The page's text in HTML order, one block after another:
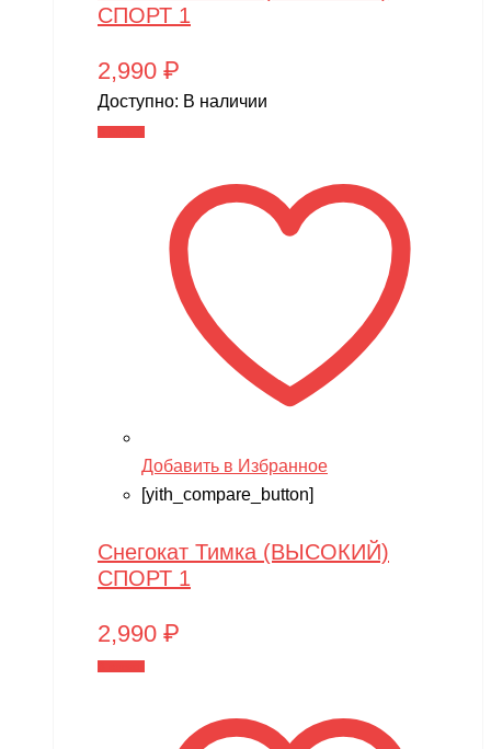
СПОРТ 1
2,990 ₽
Доступно: В наличии
Добавить в Избранное
[yith_compare_button]
Снегокат Тимка (ВЫСОКИЙ)
СПОРТ 1
2,990 ₽